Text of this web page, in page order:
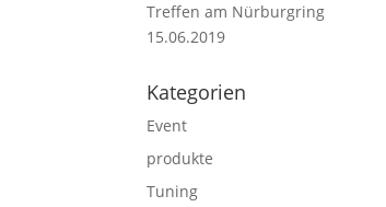
Treffen am Nürburgring
15.06.2019
Kategorien
Event
produkte
Tuning